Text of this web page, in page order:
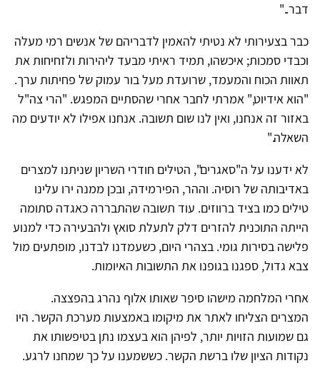
דבר.."
כבר בצעירותי לא נטיתי להאמין לדבריהם של אנשים רמי מעלה
וכבדי סמכות; איכשהו, תמיד ראיתי מבעד ליהירות ולזחיחות את
תאוות הכוח והמעמד, שרועדת מעל בור עמוק של פחיתות ערך.
"הוא אידיוט," אמרתי לחבר אחרי שהסתיים המפגש. "הרי צה"ל
באזור זה אנחנו, ואין לנו שום תשובה. אנחנו אפילו לא יודעים מה
השאלה."
לא ידענו על ה"סאגרים", הטילים חודרי השריון שניתנו למצרים
באדיבותה של רוסיה. וההר, הפירמידה, ובכן ממנה ירו עלינו
טילים כמו בציד ברווזים. עוד תשובה שהתבררה כאגדה סתומה
הייתה התוכנית להזרים דלק לתעלת סואץ ולהבעירה כדי למנוע
פלישה בסירות גומי. בצהרי היום, כשעמדנו לבדנו, מופתעים מול
צבא גדול, ספגנו בגופנו את התשובות האיומות.
אחרי המלחמה מישהו סיפר שאותו אלוף נהרג בהפצצה.
המצרים הצליחו לאתר את מיקומו באמצעות מערכת הקשר. היו
גם שמועות הזויות יותר, לפיהן הוא בעצמו נתן בטיפשותו את
נקודות הציון שלו ברשת הקשר. כששמענו על כך שמחנו לרגע.